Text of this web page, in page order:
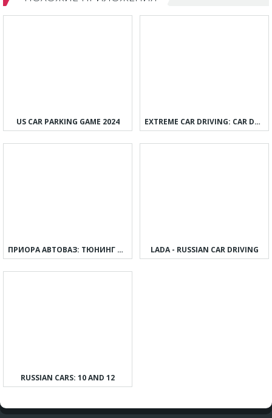
US CAR PARKING GAME 2024 EXTREME CAR DRIVING: CAR DRIFT
ПРИОРА АВТОВАЗ: ТЮНИНГ И ДРИФТ LADA - RUSSIAN CAR DRIVING
RUSSIAN CARS: 10 AND 12